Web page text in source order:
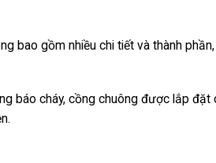
bao gồm nhiều chi tiết và thành
báo cháy, cồng chuông được lắp đặt